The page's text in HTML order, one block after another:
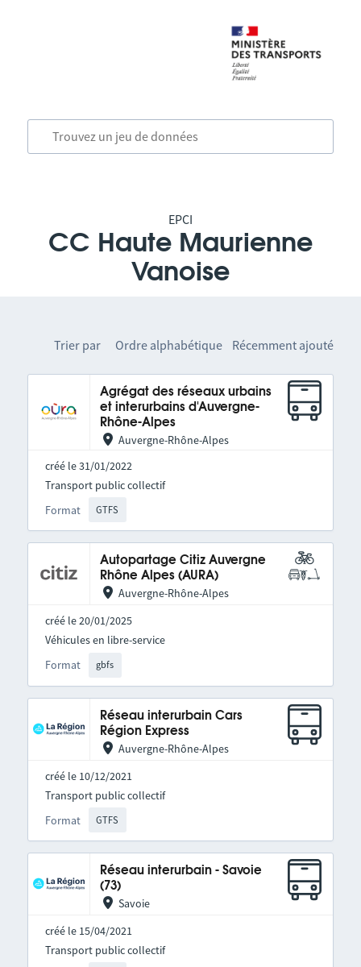
EPCI
CC Haute Maurienne
Vanoise
Trier par Ordre alphabétique Récemment ajouté
Agrégat des réseaux urbains
et interurbains d'Auvergne-
Rhône-Alpes
Auvergne-Rhône-Alpes
créé le 31/01/2022
Format GTFS
Transport public collectif
Autopartage Citiz Auvergne
Rhône Alpes (AURA)
Auvergne-Rhône-Alpes
créé le 20/01/2025
Format gbfs
Véhicules en libre-service
Réseau interurbain Cars
Région Express
Auvergne-Rhône-Alpes
créé le 10/12/2021
Format GTFS
Transport public collectif
Réseau interurbain - Savoie
(73)
Savoie
créé le 15/04/2021
Transport public collectif